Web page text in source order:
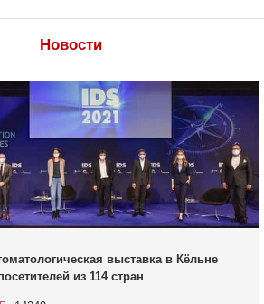
Новости
выставка в Кёльне
из 114 стран